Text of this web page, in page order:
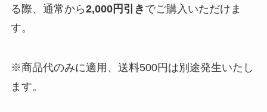
る際、通常から2,000円引き でご購入いただけま
す。
※商品代のみに適用、送料500円は別途発生いたし
ます。